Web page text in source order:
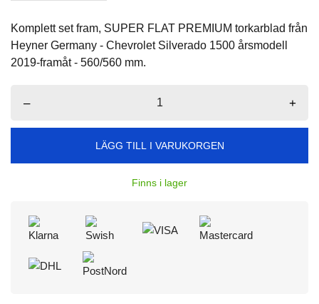
Komplett set fram, SUPER FLAT PREMIUM torkarblad från
Heyner Germany - Chevrolet Silverado 1500 årsmodell
2019-framåt - 560/560 mm.
– +
LÄGG TILL I VARUKORGEN
Finns i lager